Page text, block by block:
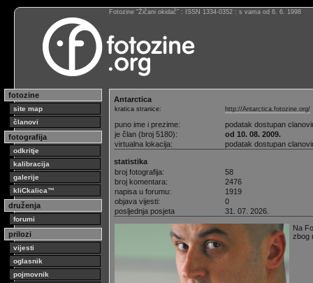
Fotozine “Žičani okidač” : ISSN 1334-0352 : s vama od 6. 6. 1998
fotozine
site map
članovi
fotografija
odkritje
kalibracija
galerije
kliCkalica™
druženja
forumi
prilozi
vijesti
oglasnik
pojmovnik
Antarctica
kratica stranice: http://Antarctica.fotozine.org/
puno ime i prezime:
podatak dostupan
je član (broj 5180):
od 10. 08. 2009.
virtualna lokacija:
podatak dostupan
statistika
broj fotografija:
58
broj komentara:
2476
napisa u forumu:
1919
objava vijesti:
0
posljednja posjeta
31. 07. 2026.
Na
zbog